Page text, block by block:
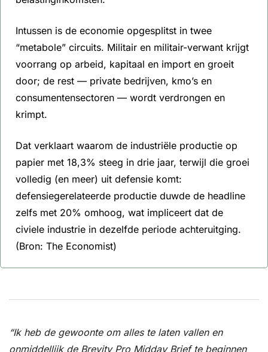
Intussen is de economie opgesplitst in twee
“metabole” circuits. Militair en militair-verwant krijgt
voorrang op arbeid, kapitaal en import en groeit
door; de rest — private bedrijven, kmo’s en
consumentensectoren — wordt verdrongen en
krimpt.
Dat verklaart waarom de industriële productie op
papier met 18,3% steeg in drie jaar, terwijl die groei
volledig (en meer) uit defensie komt:
defensiegerelateerde productie duwde de headline
zelfs met 20% omhoog, wat impliceert dat de
civiele industrie in dezelfde periode achteruitging.
(Bron: The Economist)
“Ik heb de gewoonte om alles te laten vallen en
onmiddellijk de Brevity Pro Midday Brief te beginnen